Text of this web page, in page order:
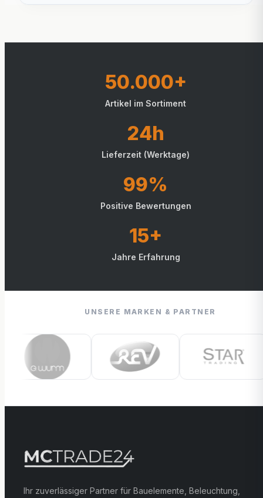
50.000+
Artikel im Sortiment
24h
Lieferzeit (Werktage)
99%
Positive Bewertungen
15+
Jahre Erfahrung
UNSERE MARKEN & PARTNER
Ihr zuverlässiger Partner für Bauelemente, Beleuchtung,